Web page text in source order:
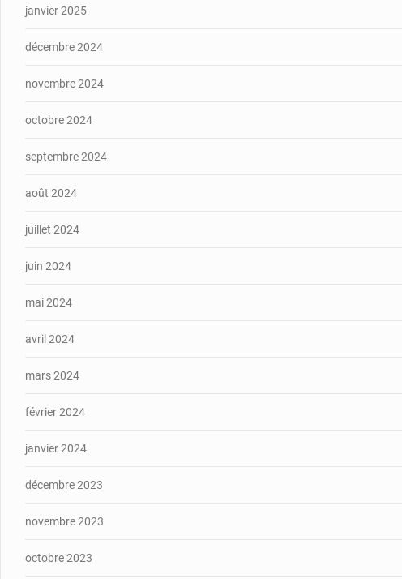
janvier 2025
décembre 2024
novembre 2024
octobre 2024
septembre 2024
août 2024
juillet 2024
juin 2024
mai 2024
avril 2024
mars 2024
février 2024
janvier 2024
décembre 2023
novembre 2023
octobre 2023